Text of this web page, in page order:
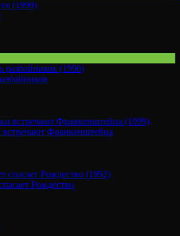
Франкенштейна
Рождество